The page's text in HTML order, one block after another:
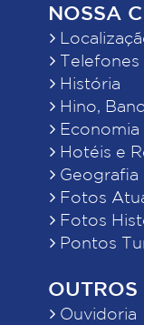
NOSSA
Telefones
História
Hino,
Economia
Hotéis e
Geografia
Fotos
Fotos
Pontos
OUTROS
Ouvidoria